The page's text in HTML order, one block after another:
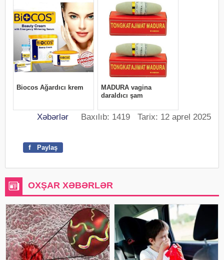
Xəbərlər Baxılıb: 1419 Tarix: 12 aprel 2025
f Paylaş
OXŞAR XƏBƏRLƏR